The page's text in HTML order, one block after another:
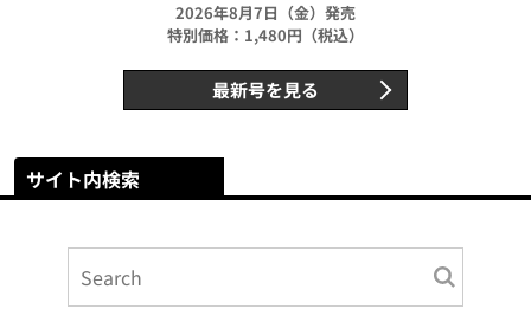
2026年8月7日（金）発売
特別価格：1,480円（税込）
最新号を見る
サイト内検索